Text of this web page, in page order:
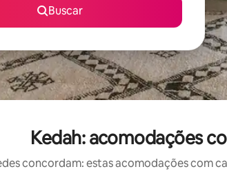
Buscar
Kedah: acomodações
concordam: estas acomodações com